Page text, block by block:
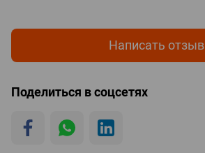
Написать отзыв
Поделиться в соцсетях